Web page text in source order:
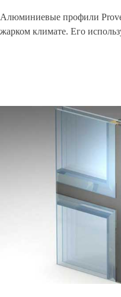
Алюминиевые профили
жарком климате. Его